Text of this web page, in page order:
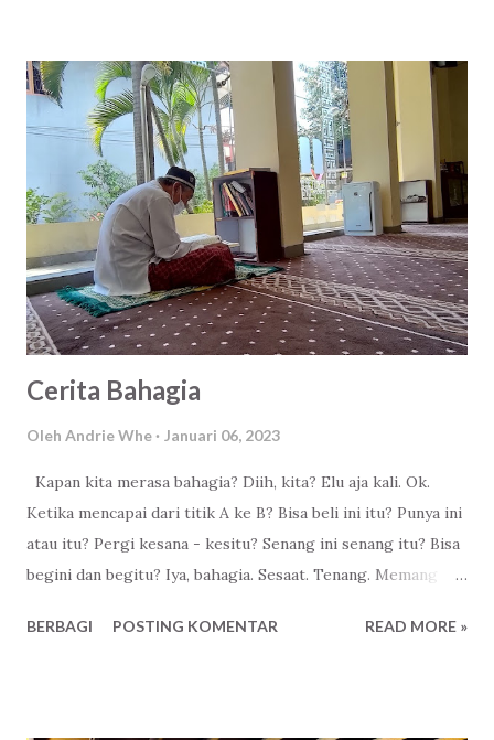
viral. Wkwkwwk. Eh, ada sih sedikit di platform sebelah.
Quora . Tapi mungkin itulah yang namanya belahan jiwa .
Sudah ditakdirkan jauh, sangat jauh disana. Hei kamu, Vidia.
Terima kasih ya! Sampai disana.
Cerita Bahagia
Oleh Andrie Whe Januari 06, 2023
Kapan kita merasa bahagia? Diih, kita? Elu aja kali. Ok.
Ketika mencapai dari titik A ke B? Bisa beli ini itu? Punya ini
atau itu? Pergi kesana - kesitu? Senang ini senang itu? Bisa
begini dan begitu? Iya, bahagia. Sesaat. Tenang. Memang
sedikit demi sedikit untuk disana. Dengan peduli dengan
BERBAGI POSTING KOMENTAR READ MORE »